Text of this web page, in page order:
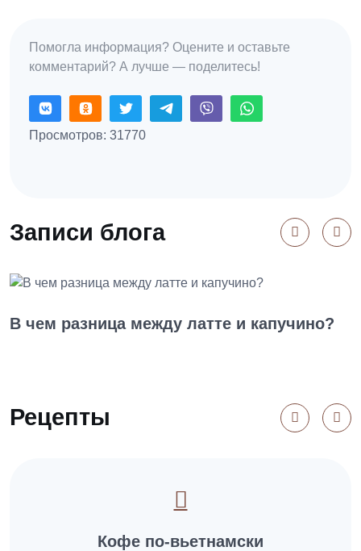
Помогла информация? Оцените и оставьте
комментарий? А лучше — поделитесь!
Просмотров: 31770
Записи блога
В чем разница между латте и капучино?
Рецепты
Кофе по-вьетнамски